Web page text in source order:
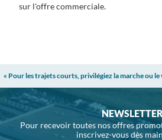
sur l'offre commerciale.
« Pour les trajets courts, privilégiez la marche ou
NEWSLETTER
Pour recevoir toutes nos offres
inscrivez-vous dès